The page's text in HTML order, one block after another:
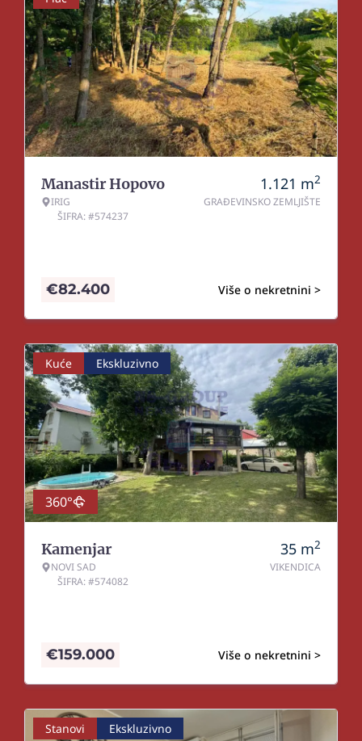
Manastir Hopovo
IRIG
ŠIFRA: #574237
1.121 m2
GRAĐEVINSKO ZEMLJIŠTE
Više o nekretnini >
€82.400
Kuće Ekskluzivno
360°
Kamenjar
NOVI SAD
ŠIFRA: #574082
35 m2
VIKENDICA
Više o nekretnini >
€159.000
Stanovi Ekskluzivno